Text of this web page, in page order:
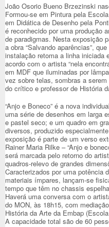
João Osorio Bueno Brzezinski
Formou-se em Pintura pela
em Didática de Desenho pela
é reconhecido por uma produção
de paradigmas. Nesta exposição
a obra “Salvando aparências”,
instalação retoma a linha iniciada
acordo com o artista “nela
em MDF que iluminadas por
vez sobre telas, sombras a
do crítico e professor de História
“Anjo e Boneco” é a nova
uma série de desenhos em larga
e pastel seco; e um quadro em
diversos, produzido
exposição é parte de um verso
Rainer Maria Rilke – “Anjo e
será marcada pelo retorno do
quadros-relevo de grandes
Caracterizados por uma potência
materiais ímpares, lançam-se
tempo que têm no chassis
Haverá uma conversa com o
do MON, às 18h15, com
História da Arte da Embap
A capacidade total são de 60